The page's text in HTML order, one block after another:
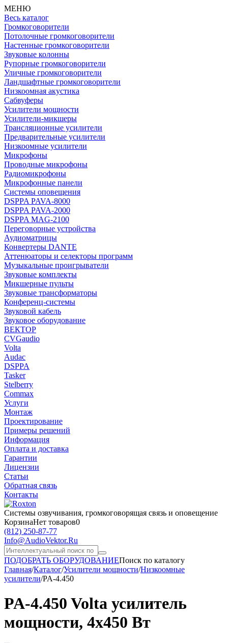
МЕНЮ
Весь каталог
Громкоговорители
Потолочные громкоговорители
Настенные громкоговорители
Звуковые колонны
Рупорные громкоговорители
Уличные громкоговорители
Ландшафтные громкоговорители
Низкоомная акустика
Сабвуферы
Усилители мощности
Усилители-микшеры
Трансляционные усилители
Предварительные усилители
Низкоомные усилители
Микрофоны
Проводные микрофоны
Радиомикрофоны
Микрофонные панели
Системы оповещения
DSPPA PAVA-8000
DSPPA PAVA-2000
DSPPA MAG-2100
Переговорные устройства
Аудиоматрицы
Конвертеры DANTE
Аттенюаторы и селекторы программ
Музыкальные проигрыватели
Звуковые комплекты
Микшерные пульты
Звуковые трансформаторы
Конференц-системы
Звуковой кабель
Звуковое оборудование
ВЕКТОР
CVGaudio
Volta
Audac
DSPPA
Tasker
Stelberry
Commax
Услуги
Монтаж
Проектирование
Примеры решений
Информация
Оплата и доставка
Гарантии
Лицензии
Статьи
Обратная связь
Контакты
Системы озвучивания, громкоговорящая связь и оповещение
КорзинаНет товаров0
(812) 250-87-77
Info@AudioVektor.Ru
ПОДОБРАТЬ ОБОРУДОВАНИЕПоиск по каталогу
Главная/Каталог/Усилители мощности/Низкоомные
усилители/PA-4.450
PA-4.450 Volta усилитель
мощности, 4х450 Вт